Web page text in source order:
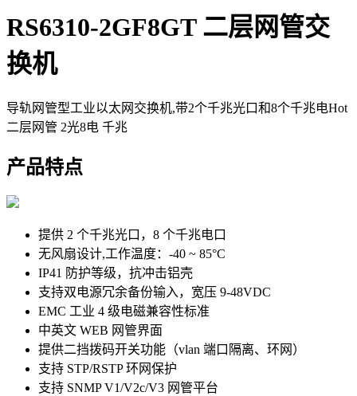
RS6310-2GF8GT 二层网管交
换机
导轨网管型工业以太网交换机,带2个千兆光口和8个千兆电Hot
二层网管 2光8电 千兆
产品特点
提供 2 个千兆光口，8 个千兆电口
无风扇设计,工作温度：-40 ~ 85°C
IP41 防护等级，抗冲击铝壳
支持双电源冗余备份输入，宽压 9-48VDC
EMC 工业 4 级电磁兼容性标准
中英文 WEB 网管界面
提供二挡拨码开关功能（vlan 端口隔离、环网）
支持 STP/RSTP 环网保护
支持 SNMP V1/V2c/V3 网管平台